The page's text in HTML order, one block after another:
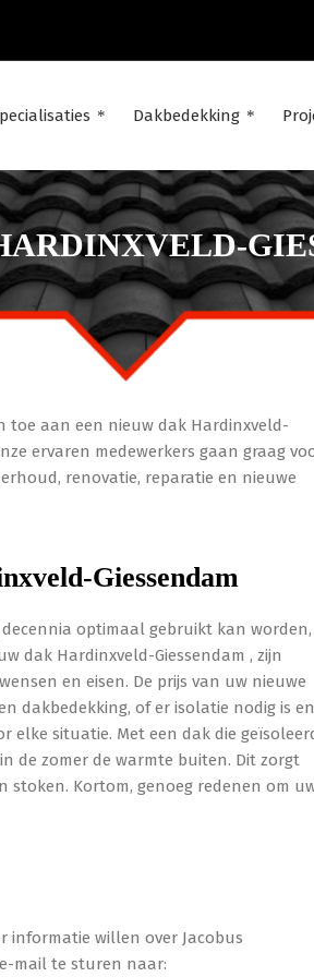
Dakbedekking
toe aan een nieuw dak Hardinxveld-
ervaren medewerkers gaan graag
renovatie, reparatie en nieuwe
Giessendam
optimaal gebruikt kan worden,
dak Hardinxveld-Giessendam , zijn
en eisen. De prijs van uw nieuwe
dakbedekking, of er isolatie nodig is en
elke situatie. Met een dak die
de zomer de warmte buiten. Dit zorgt
Kortom, genoeg redenen om
informatie willen over Jacobus
mail te sturen naar: